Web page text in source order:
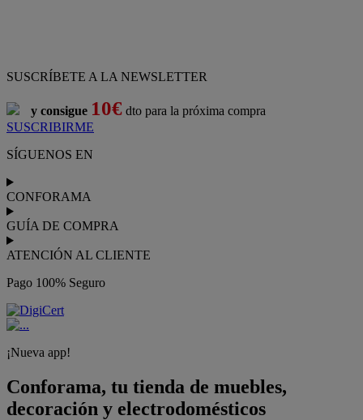
SUSCRÍBETE A LA NEWSLETTER
y consigue 10€ dto para la próxima compra
SUSCRIBIRME
SÍGUENOS EN
CONFORAMA
GUÍA DE COMPRA
ATENCIÓN AL CLIENTE
Pago 100% Seguro
¡Nueva app!
Conforama, tu tienda de muebles,
decoración y electrodomésticos